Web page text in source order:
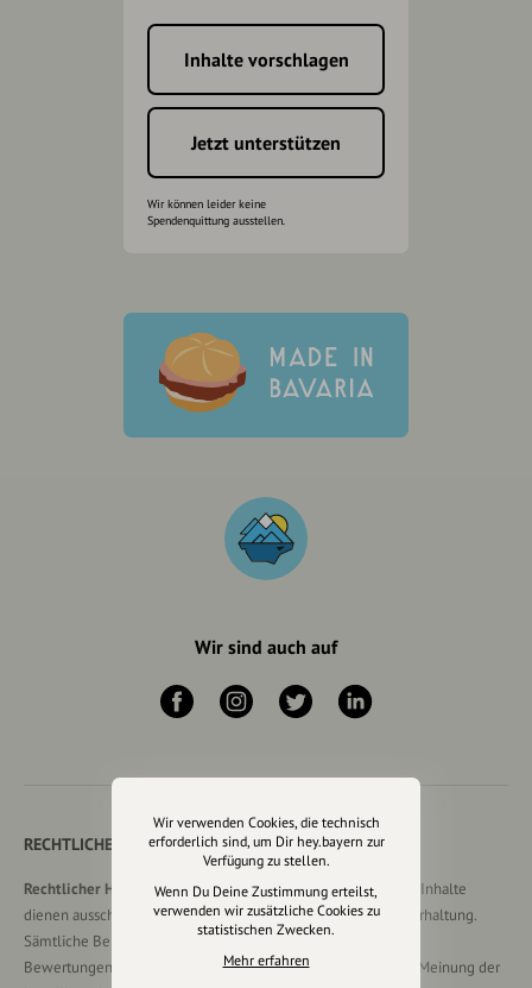
Inhalte vorschlagen
Jetzt unterstützen
Wir können leider keine
Spendenquittung ausstellen.
Wir sind auch auf
RECHTLICHER HINWEIS UND TRANSPARENZHINWEIS
Rechtlicher Hinweis:Die auf dieser Website veröffentlichten Inhalte
dienen ausschließlich der allgemeinen Information und Unterhaltung.
Sämtliche Beiträge, Gastartikel, Kommentare, Empfehlungen,
Bewertungen oder Verlinkungen spiegeln ausschließlich die Meinung der
Wir verwenden Cookies, die technisch
erforderlich sind, um Dir hey.bayern zur
Verfügung zu stellen.
Wenn Du Deine Zustimmung erteilst,
verwenden wir zusätzliche Cookies zu
statistischen Zwecken.
Mehr erfahren